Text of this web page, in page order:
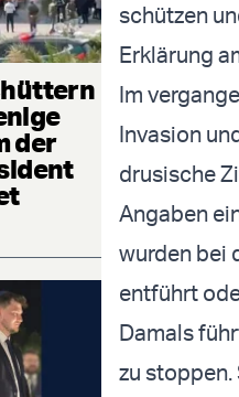
der
schützen
Erklärung
Im
Invasion
drusische
Angaben
wurden bei
entführt
Damals
zu